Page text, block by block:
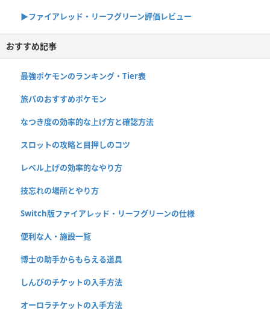
▶︎ファイアレッド・リーフグリーン評価レビュー
おすすめ記事
最強ポケモンのランキング・Tier表
旅パのおすすめポケモン
なつき度の効率的な上げ方と確認方法
スロットの攻略と目押しのコツ
レベル上げの効率的なやり方
技忘れの場所とやり方
Switch版ファイアレッド・リーフグリーンの仕様
便利な人・施設一覧
博士の助手からもらえる道具
しんぴのチケットの入手方法
オーロラチケットの入手方法